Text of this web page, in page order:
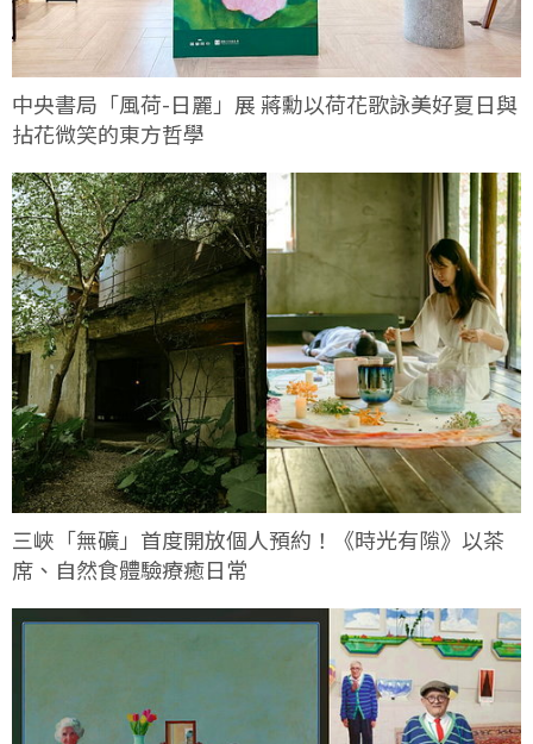
中央書局「風荷-日麗」展 蔣勳以荷花歌詠美好夏日與
拈花微笑的東方哲學
三峽「無礦」首度開放個人預約！《時光有隙》以茶
席、自然食體驗療癒日常